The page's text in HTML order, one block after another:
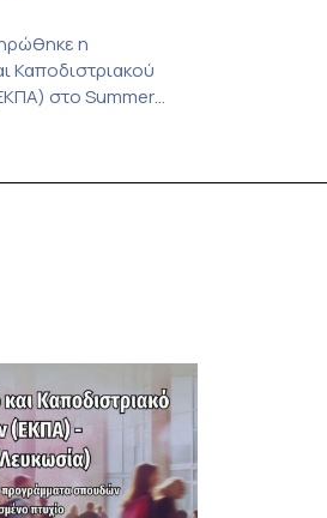
η
Καποδιστριακού
στο Summer